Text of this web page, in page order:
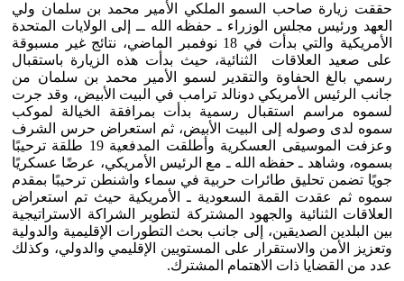
حققت زيارة صاحب السمو الملكي الأمير محمد بن سلمان ولي
العهد ورئيس مجلس الوزراء ـ حفظه الله ــ إلى الولايات المتحدة
الأمريكية والتي بدأت في 18 نوفمبر الماضي، نتائج غير مسبوقة
على صعيد العلاقات الثنائية، حيث بدأت هذه الزيارة باستقبال
رسمي بالغ الحفاوة والتقدير لسمو الأمير محمد بن سلمان من
جانب الرئيس الأمريكي دونالد ترامب في البيت الأبيض، وقد جرت
لسموه مراسم استقبال رسمية بدأت بمرافقة الخيالة لموكب
سموه لدى وصوله إلى البيت الأبيض، ثم استعراض حرس الشرف
وعزفت الموسيقى العسكرية وأطلقت المدفعية 19 طلقة ترحيبًا
بسموه، وشاهد ـ حفظه الله ـ مع الرئيس الأمريكي، عرضًا عسكريًا
جويًا تضمن تحليق طائرات حربية في سماء واشنطن ترحيبًا بمقدم
سموه ثم عقدت القمة السعودية ـ الأمريكية حيث تم استعراض
العلاقات الثنائية والجهود المشتركة لتطوير الشراكة الاستراتيجية
بين البلدين الصديقين، إلى جانب بحث التطورات الإقليمية والدولية
وتعزيز الأمن والاستقرار على المستويين الإقليمي والدولي، وكذلك
عدد من القضايا ذات الاهتمام المشترك.